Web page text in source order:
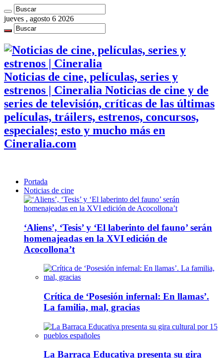
jueves , agosto 6 2026
Noticias de cine, películas, series y
estrenos | Cineralia Noticias de cine y de
series de televisión, críticas de las últimas
películas, tráilers, estrenos, concursos,
especiales; esto y mucho más en
Cineralia.com
Portada
Noticias de cine
‘Aliens’, ‘Tesis’ y ‘El laberinto del fauno’ serán
homenajeadas en la XVI edición de
Acocollona’t
Crítica de ‘Posesión infernal: En llamas’.
La familia, mal, gracias
La Barraca Educativa presenta su gira